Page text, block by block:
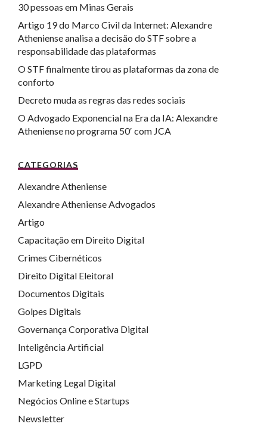
30 pessoas em Minas Gerais
Artigo 19 do Marco Civil da Internet: Alexandre
Atheniense analisa a decisão do STF sobre a
responsabilidade das plataformas
O STF finalmente tirou as plataformas da zona de
conforto
Decreto muda as regras das redes sociais
O Advogado Exponencial na Era da IA: Alexandre
Atheniense no programa 50′ com JCA
CATEGORIAS
Alexandre Atheniense
Alexandre Atheniense Advogados
Artigo
Capacitação em Direito Digital
Crimes Cibernéticos
Direito Digital Eleitoral
Documentos Digitais
Golpes Digitais
Governança Corporativa Digital
Inteligência Artificial
LGPD
Marketing Legal Digital
Negócios Online e Startups
Newsletter